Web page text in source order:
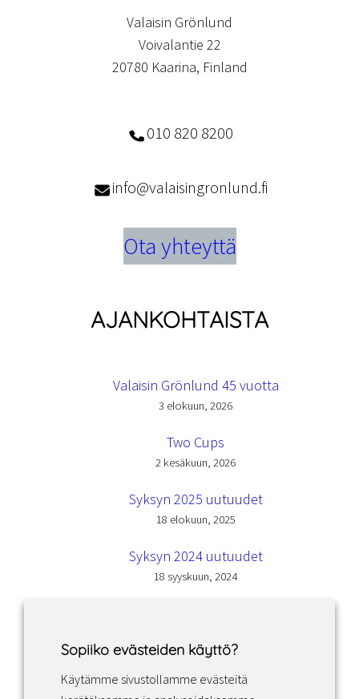
Valaisin Grönlund
Voivalantie 22
20780 Kaarina, Finland
010 820 8200
info@valaisingronlund.fi
Ota yhteyttä
AJANKOHTAISTA
Valaisin Grönlund 45 vuotta
3 elokuun, 2026
Two Cups
2 kesäkuun, 2026
Syksyn 2025 uutuudet
18 elokuun, 2025
Syksyn 2024 uutuudet
18 syyskuun, 2024
Facebook Instagram LinkedIn
Sopiiko evästeiden käyttö?
Käytämme sivustollamme evästeitä